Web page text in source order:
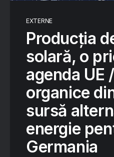
EXTERNE
Producția
solară, o
agenda UE
organice
sursă
energie
Germania